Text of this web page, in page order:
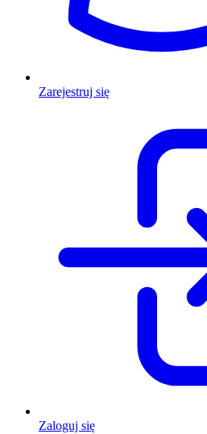
Zarejestruj się
Zaloguj się